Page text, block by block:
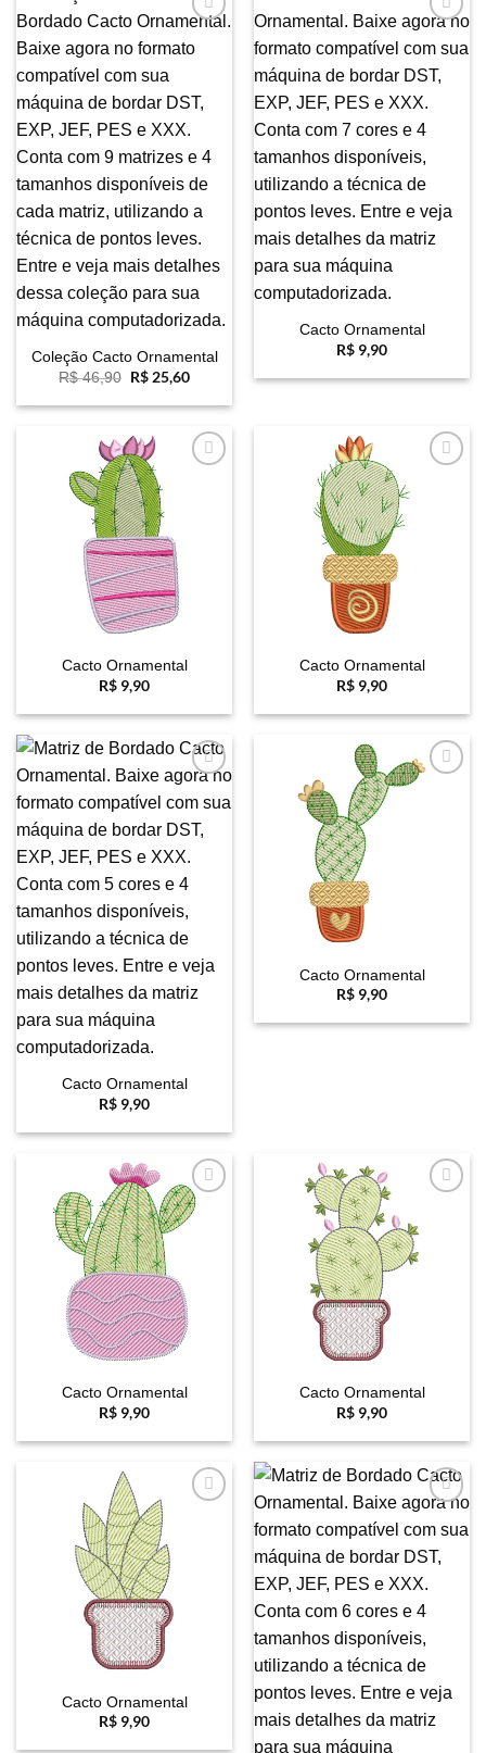
Coleção Cacto Ornamental
R$46,90
O
original
R$ 46,90.
R$ 25,60O
atual
R$ 25,60.
Cacto Ornamental
R$ 9,90
Cacto Ornamental
R$ 9,90
Cacto Ornamental
R$ 9,90
Cacto Ornamental
R$ 9,90
Favoritar
Cacto Ornamental
R$ 9,90
Favoritar
Cacto Ornamental
R$ 9,90
Cacto Ornamental
R$ 9,90
Cacto Ornamental
R$ 9,90